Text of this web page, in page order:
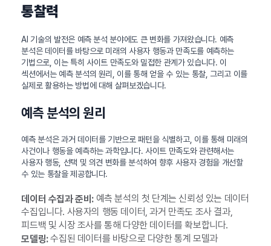
통찰력
AI 기술의 발전은 예측 분석 분야에도 큰 변화를 가져왔습니다. 예측
분석은 데이터를 바탕으로 미래의 사용자 행동과 만족도를 예측하는
기법으로, 이는 특히 사이트 만족도와 밀접한 관계가 있습니다. 이
섹션에서는 예측 분석의 원리, 이를 통해 얻을 수 있는 통찰, 그리고 이를
실제로 활용하는 방법에 대해 살펴보겠습니다.
예측 분석의 원리
예측 분석은 과거 데이터를 기반으로 패턴을 식별하고, 이를 통해 미래의
사건이나 행동을 예측하는 과학입니다. 사이트 만족도와 관련해서는
사용자 행동, 선택 및 의견 변화를 분석하여 향후 사용자 경험을 개선할
수 있는 통찰을 제공합니다.
데이터 수집과 준비:예측 분석의 첫 단계는 신뢰성 있는 데이터
수집입니다. 사용자의 행동 데이터, 과거 만족도 조사 결과,
피드백 및 시장 조사를 통해 다양한 데이터를 확보합니다.
모델링:수집된 데이터를 바탕으로 다양한 통계 모델과